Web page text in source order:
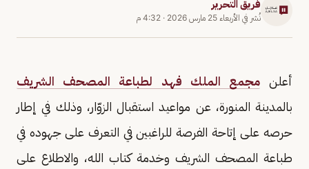
فريق التحرير
نُشر في الأربعاء 25 مارس 2026 · 4:32 م
أعلنمجمع الملك فهد لطباعة المصحف الشريف
بالمدينة المنورة، عن مواعيد استقبال الزوّار، وذلك في إطار
حرصه على إتاحة الفرصة للراغبين في التعرف على جهوده في
طباعة المصحف الشريف وخدمة كتاب الله، والاطلاع على